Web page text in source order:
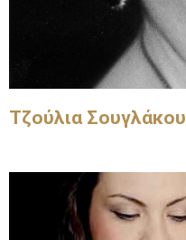
Τζούλια Σουγλάκου